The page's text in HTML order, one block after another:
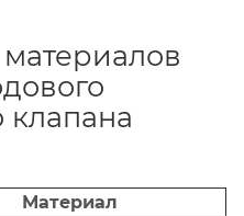
Материал